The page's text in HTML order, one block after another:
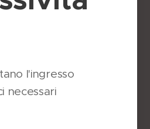
l'ingresso
necessari